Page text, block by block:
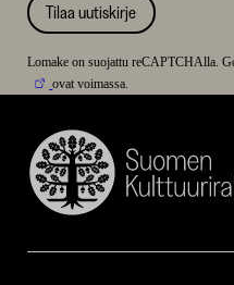
Tilaa uutiskirje
Lomake on suojattu reCAPTCHAlla.
ovat voimassa.
Suomen
Kulttuurirahasto